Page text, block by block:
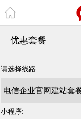
优惠套餐
请选择线路:
小程序: